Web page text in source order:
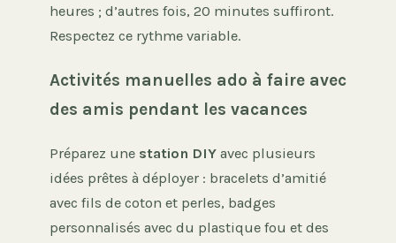
heures ; d’autres fois, 20 minutes suffiront.
Respectez ce rythme variable.
Activités manuelles ado à faire avec
des amis pendant les vacances
Préparez une station DIY avec plusieurs
idées prêtes à déployer : bracelets d’amitié
avec fils de coton et perles, badges
personnalisés avec du plastique fou et des